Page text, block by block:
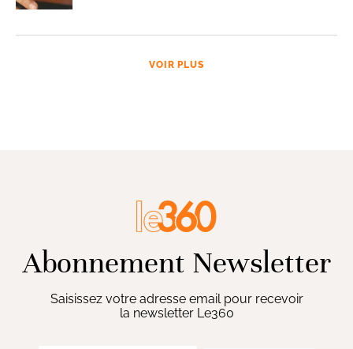
VOIR PLUS
Abonnement Newsletter
Saisissez votre adresse email pour recevoir
la newsletter Le360